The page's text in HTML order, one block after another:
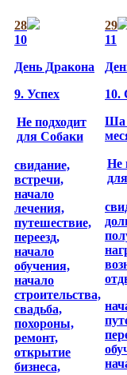
28
10
День Дракона
9. Успех
Не подходит
для Собаки
свидание,
встречи,
начало
лечения,
путешествие,
переезд,
начало
обучения,
начало
строительства,
свадьба,
похороны,
ремонт,
открытие
бизнеса,
29
11
10.
Ша
Не